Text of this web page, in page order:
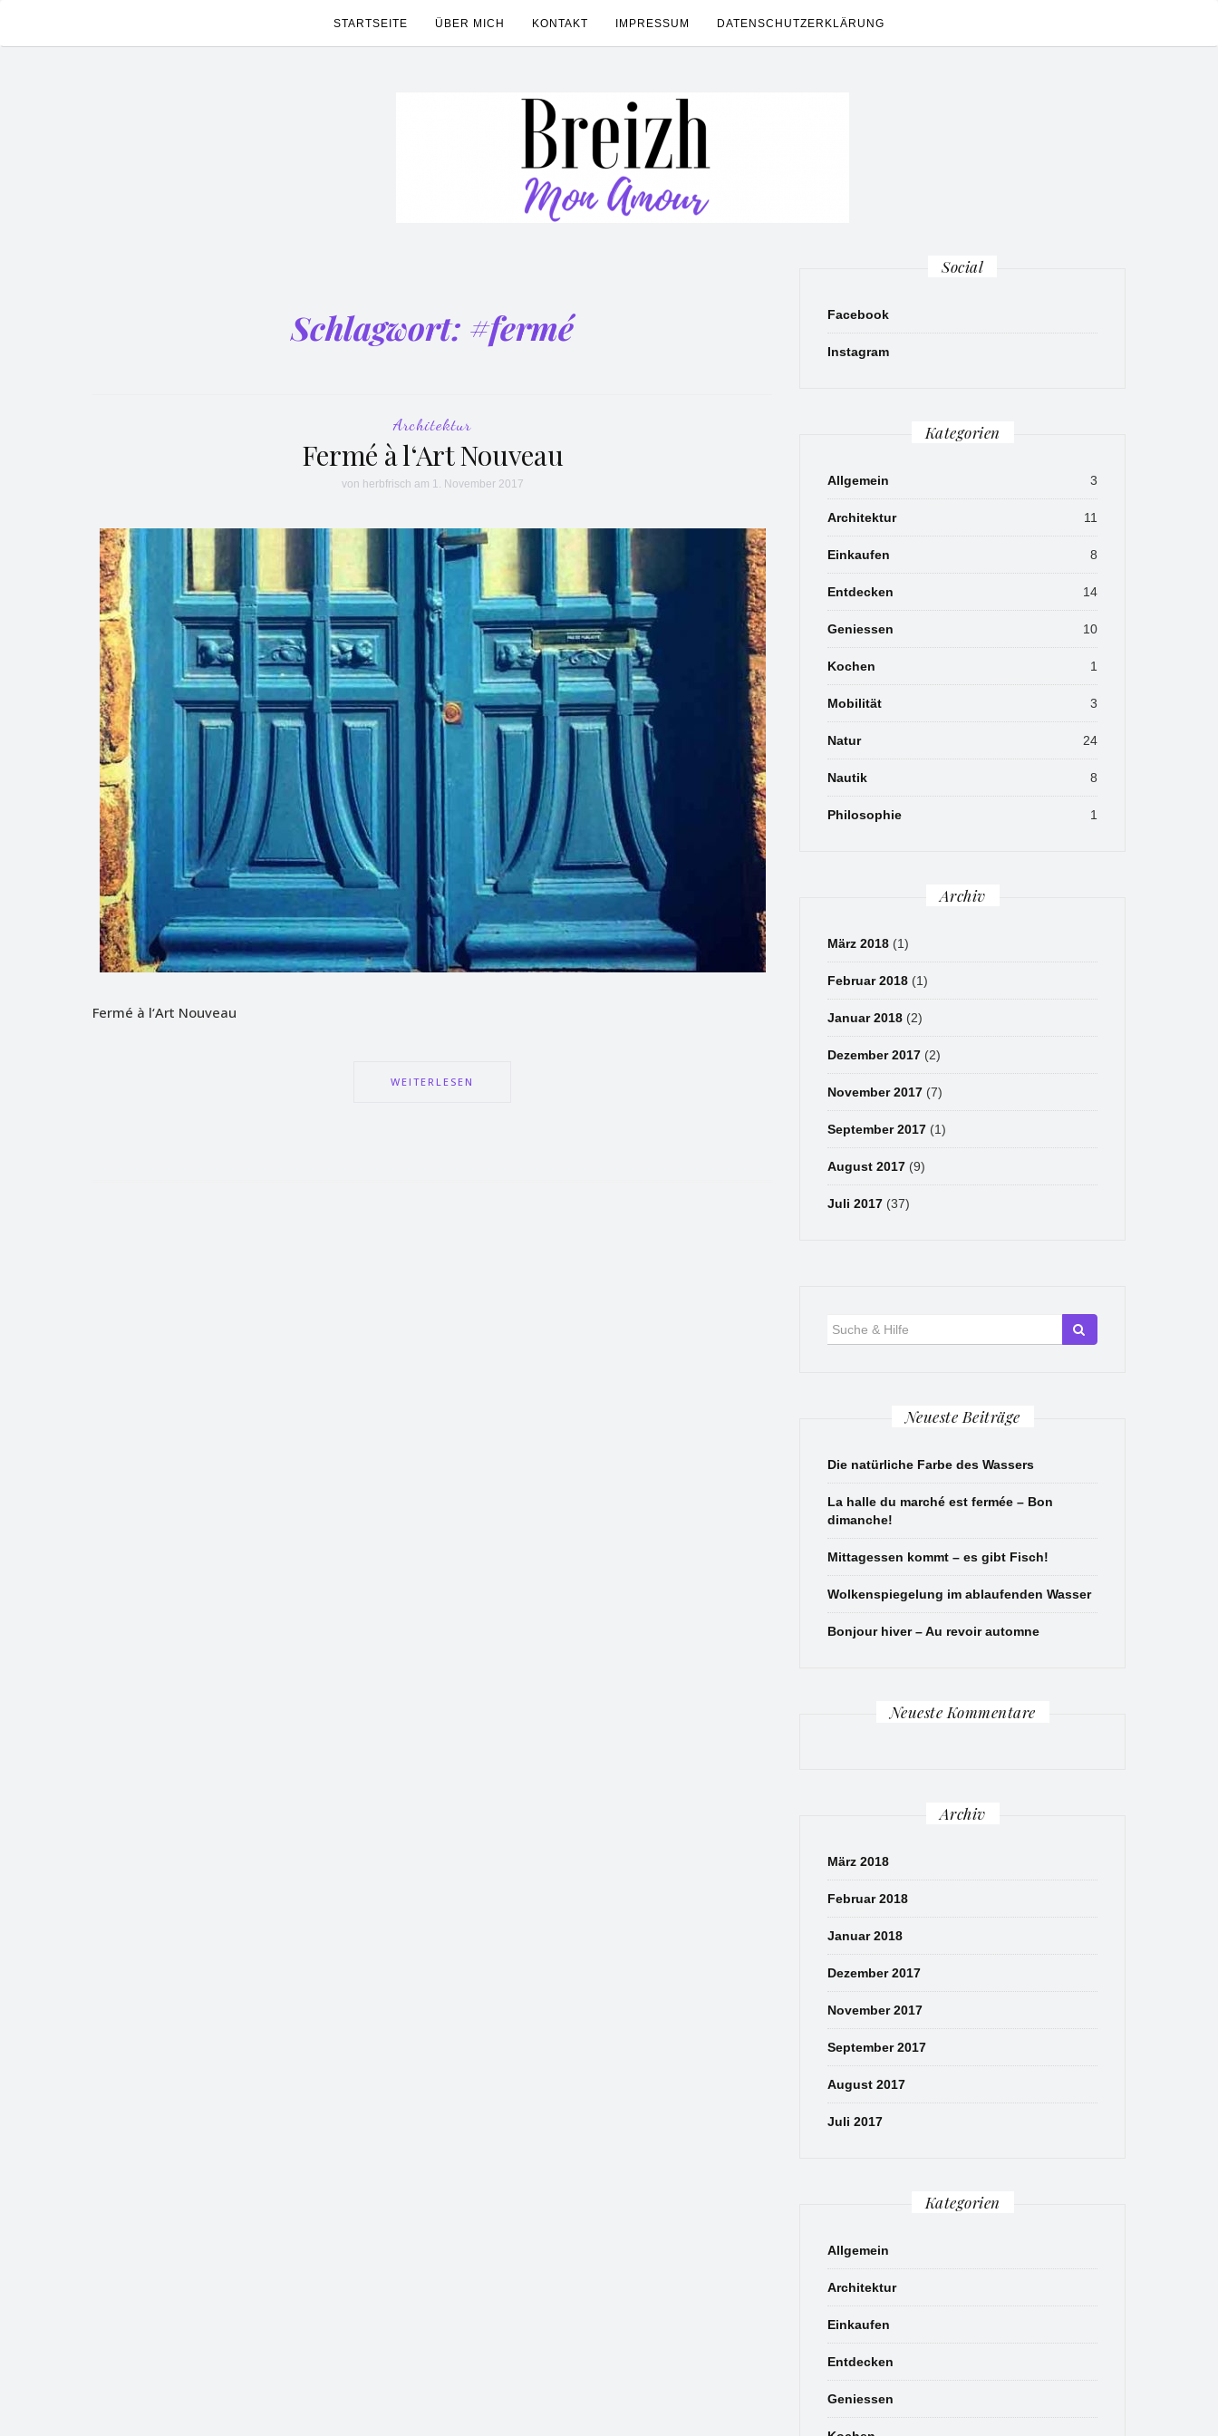
STARTSEITE ÜBER MICH KONTAKT IMPRESSUM DATENSCHUTZERKLÄRUNG
Schlagwort: #fermé
Architektur
Fermé à l‘Art Nouveau
von herbfrisch am 1. November 2017
Fermé à l‘Art Nouveau
WEITERLESEN
Social
Facebook
Instagram
Kategorien
Allgemein 3
Architektur 11
Einkaufen 8
Entdecken 14
Geniessen 10
Kochen 1
Mobilität 3
Natur 24
Nautik 8
Philosophie 1
Archiv
März 2018 (1)
Februar 2018 (1)
Januar 2018 (2)
Dezember 2017 (2)
November 2017 (7)
September 2017 (1)
August 2017 (9)
Juli 2017 (37)
Neueste Beiträge
Die natürliche Farbe des Wassers
La halle du marché est fermée – Bon
dimanche!
Mittagessen kommt – es gibt Fisch!
Wolkenspiegelung im ablaufenden Wasser
Bonjour hiver – Au revoir automne
Neueste Kommentare
Archiv
März 2018
Februar 2018
Januar 2018
Dezember 2017
November 2017
September 2017
August 2017
Juli 2017
Kategorien
Allgemein
Architektur
Einkaufen
Entdecken
Geniessen